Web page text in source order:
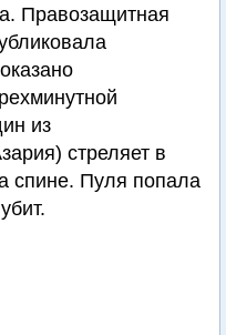
Правозащитная
из
стреляет в
Пуля попала